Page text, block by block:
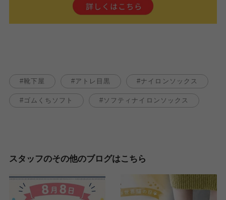
靴下屋 アトレ目黒 ナイロンソックス
ゴムくちソフト ソフティナイロンソックス
スタッフのその他のブログはこちら